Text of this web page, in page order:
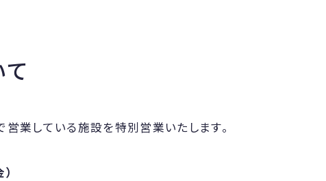
業している施設を特別営業いたします。